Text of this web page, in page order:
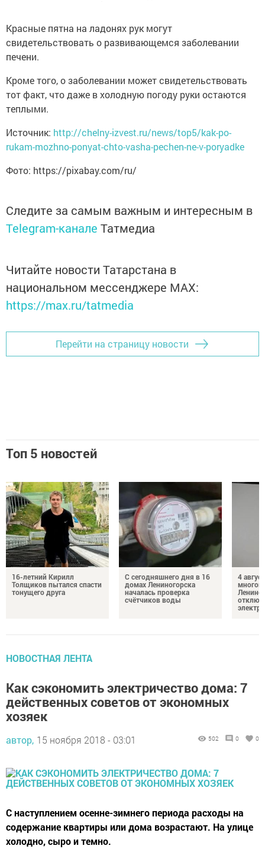
Красные пятна на ладонях рук могут
свидетельствовать о развивающемся заболевании
печени.
Кроме того, о заболевании может свидетельствовать
тот факт, что даже в холодную погоду руки остаются
теплыми.
Источник: http://chelny-izvest.ru/news/top5/kak-po-
rukam-mozhno-ponyat-chto-vasha-pechen-ne-v-poryadke
Фото: https://pixabay.com/ru/
Следите за самым важным и интересным в
Telegram-канале Татмедиа
Читайте новости Татарстана в
национальном мессенджере MАХ:
https://max.ru/tatmedia
Перейти на страницу новости
Топ 5 новостей
16-летний Кирилл
Толщиков пытался спасти
тонущего друга
С сегодняшнего дня в 16
домах Лениногорска
началась проверка
счётчиков воды
4
НОВОСТНАЯ ЛЕНТА
Как сэкономить электричество дома: 7
действенных советов от экономных
хозяек
автор, 15 ноября 2018 - 03:01 502 0 0
C наступлением осенне-зимнего периода расходы на
содержание квартиры или дома возрастают. На улице
холодно, сыро и темно.